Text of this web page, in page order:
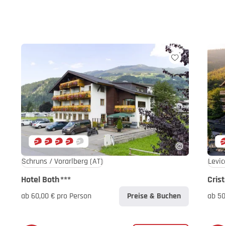
Schruns / Vorarlberg (AT)
Hotel Both***
ab 60,00 € pro Person Preise & Buchen ab